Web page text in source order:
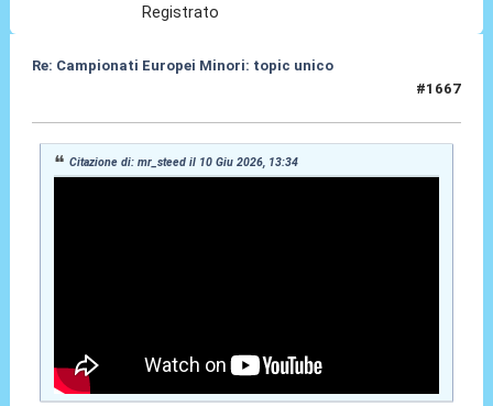
Registrato
Re: Campionati Europei Minori: topic unico
#1667
Citazione di: mr_steed il 10 Giu 2026, 13:34